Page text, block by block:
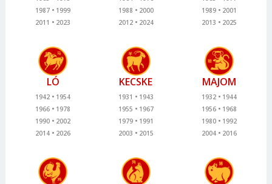
1987
1999
2011
2023
1988
2000
2012
2024
1989
2001
2013
2025
LÓ
1942
1954
1966
1978
1990
2002
2014
2026
KECSKE
1931
1943
1955
1967
1979
1991
2003
2015
MAJOM
1932
1944
1956
1968
1980
1992
2004
2016